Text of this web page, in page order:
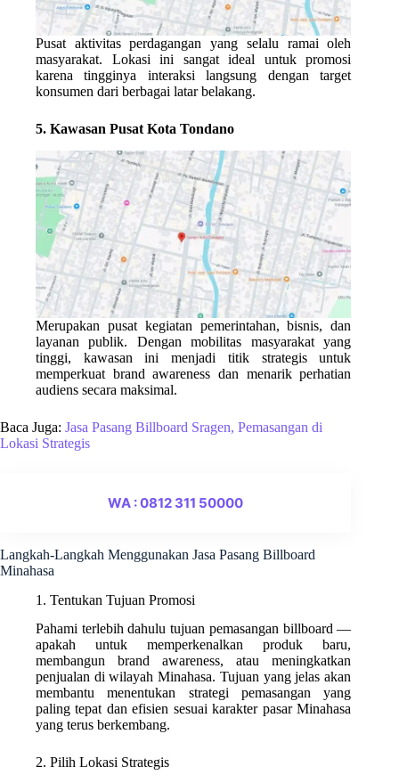
Pusat aktivitas perdagangan yang selalu ramai oleh
masyarakat. Lokasi ini sangat ideal untuk promosi
karena tingginya interaksi langsung dengan target
konsumen dari berbagai latar belakang.
5. Kawasan Pusat Kota Tondano
Merupakan pusat kegiatan pemerintahan, bisnis, dan
layanan publik. Dengan mobilitas masyarakat yang
tinggi, kawasan ini menjadi titik strategis untuk
memperkuat brand awareness dan menarik perhatian
audiens secara maksimal.
Baca Juga: Jasa Pasang Billboard Sragen, Pemasangan di
Lokasi Strategis
WA : 0812 311 50000
Langkah-Langkah Menggunakan Jasa Pasang Billboard
Minahasa
1. Tentukan Tujuan Promosi
Pahami terlebih dahulu tujuan pemasangan billboard —
apakah untuk memperkenalkan produk baru,
membangun brand awareness, atau meningkatkan
penjualan di wilayah Minahasa. Tujuan yang jelas akan
membantu menentukan strategi pemasangan yang
paling tepat dan efisien sesuai karakter pasar Minahasa
yang terus berkembang.
2. Pilih Lokasi Strategis